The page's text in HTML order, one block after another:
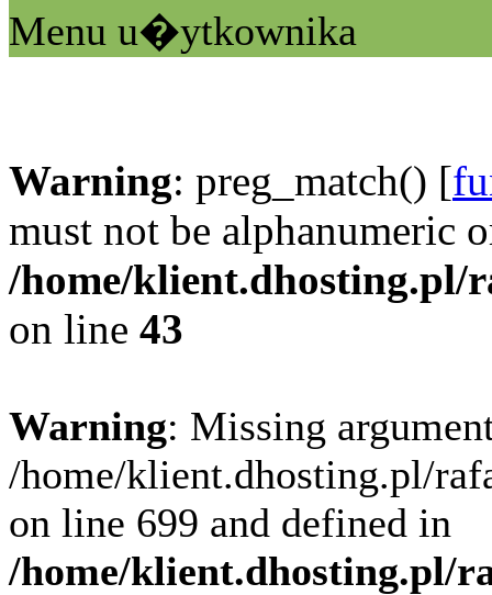
Menu u�ytkownika
Warning: preg_match() [
must not be alphanumeric
/home/klient.dhosting.pl/
on line 43
Warning: Missing
/home/klient.dhosting.pl/
on line 699 and defined in
/home/klient.dhosting.pl/